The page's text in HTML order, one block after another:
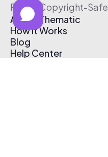
Free & Copyright-Safe
About Thematic
How It Works
Blog
Help Center